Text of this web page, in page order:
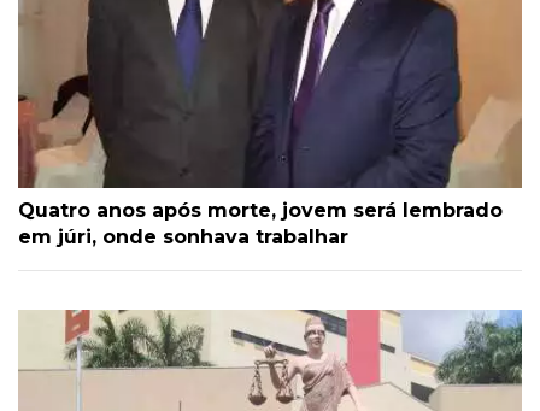
Quatro anos após morte, jovem será lembrado
em júri, onde sonhava trabalhar